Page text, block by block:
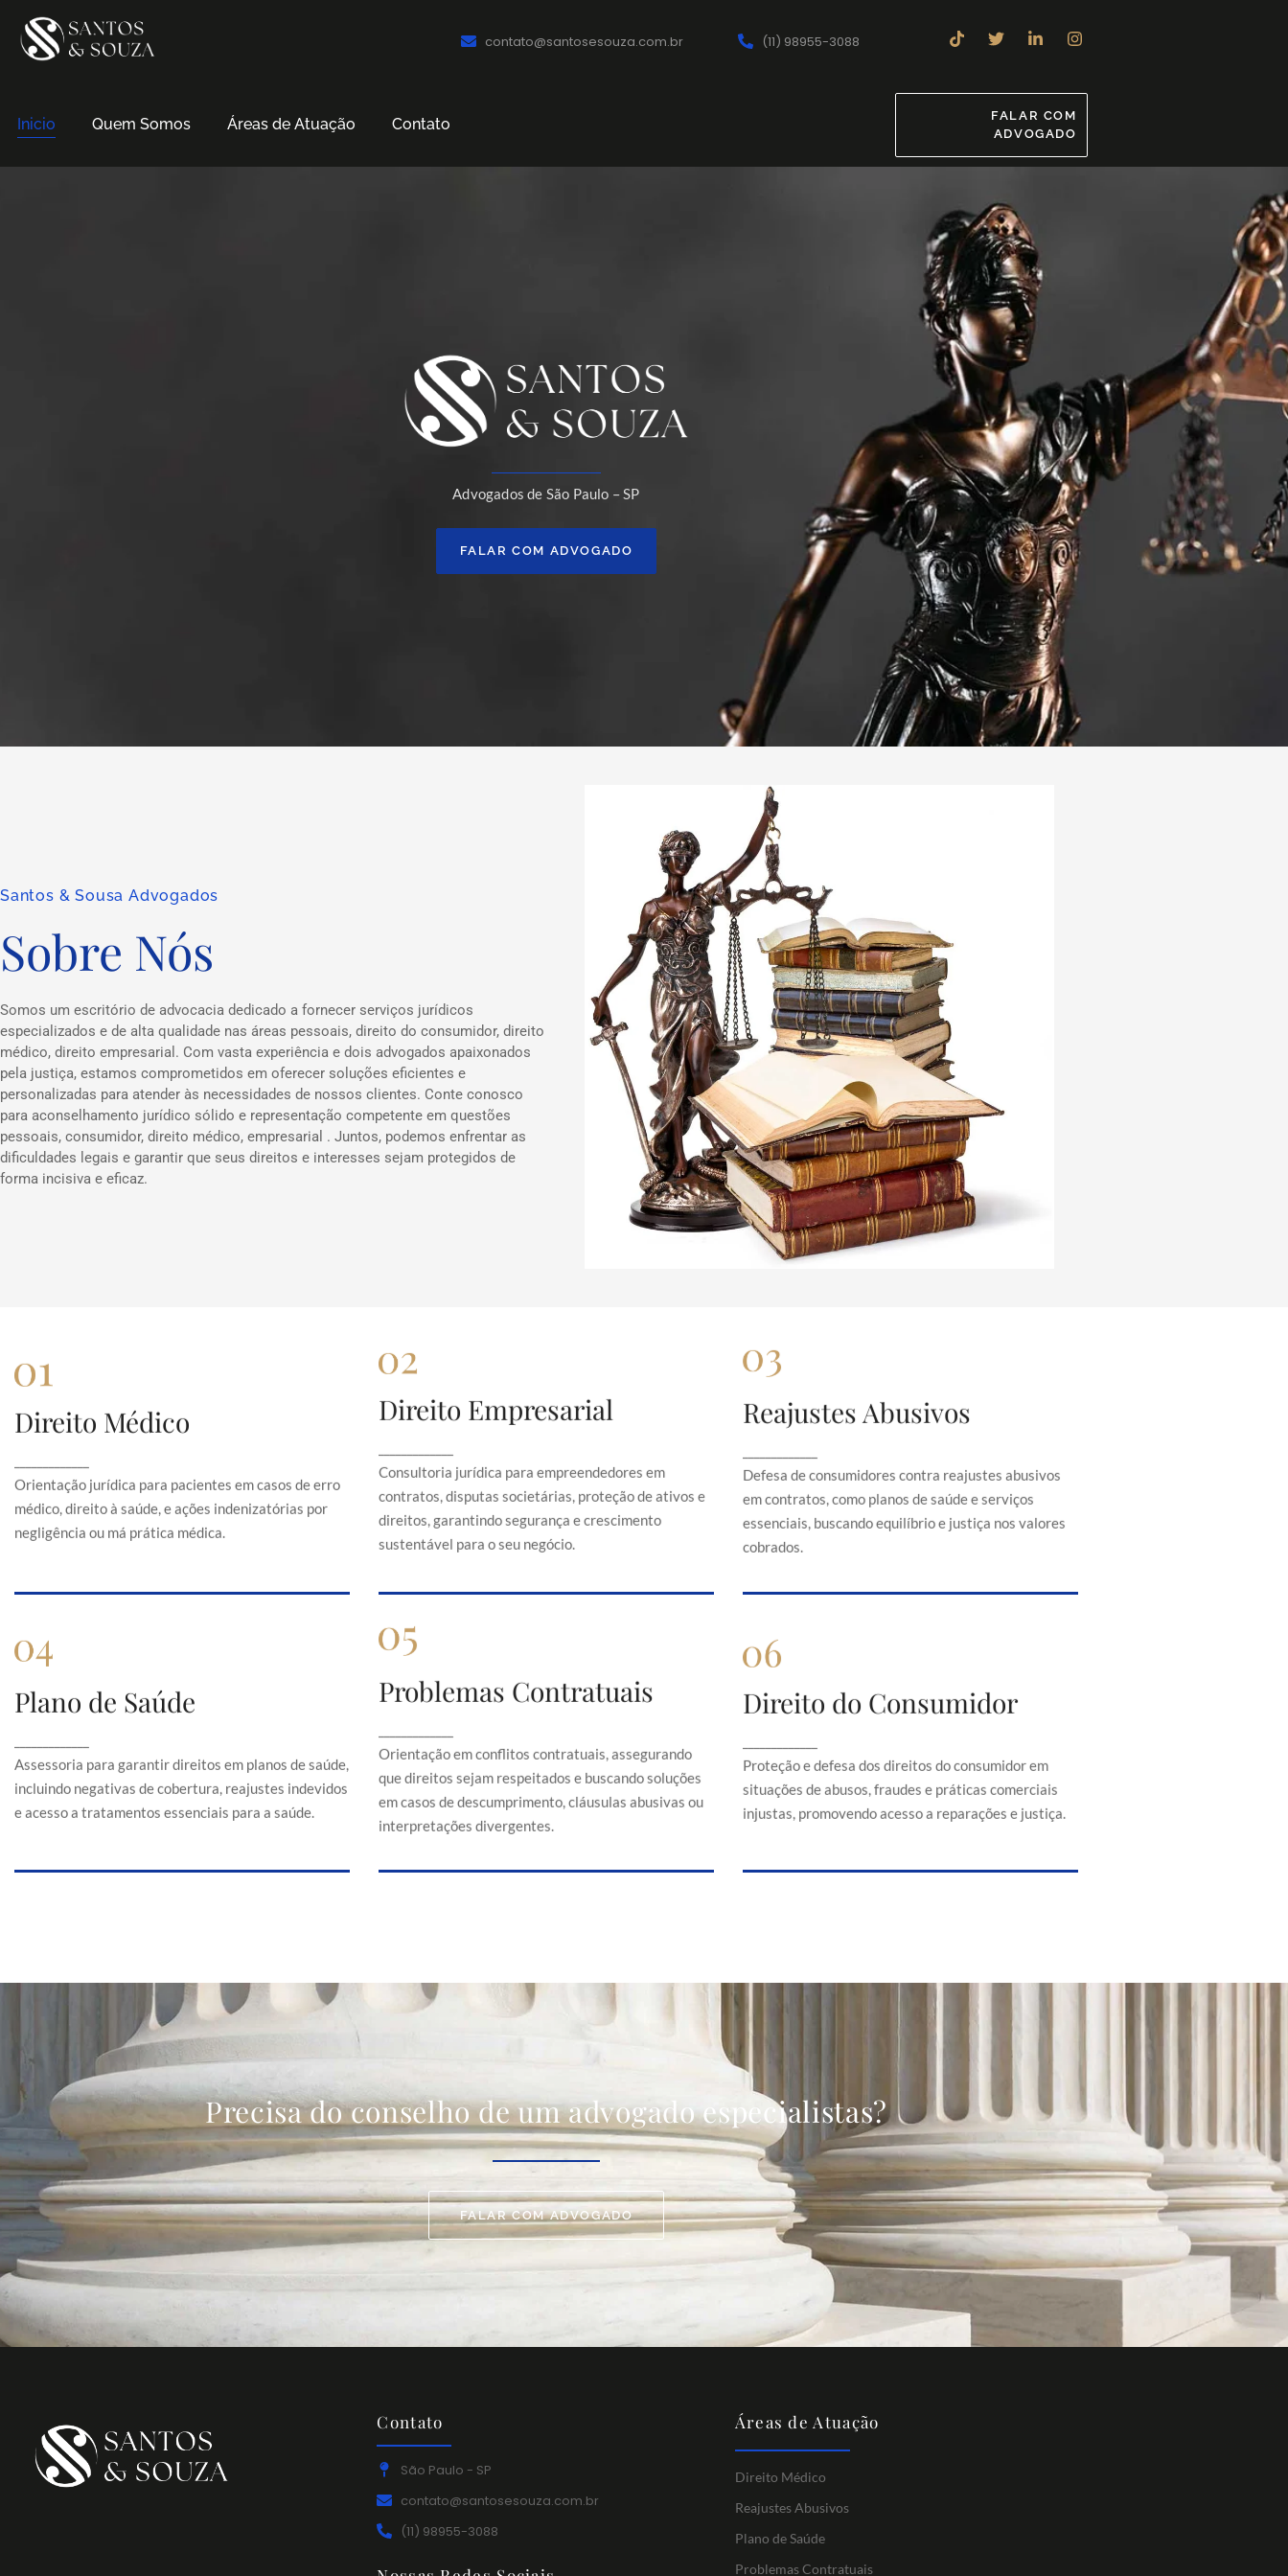
contato@santosesouza.com.br (11) 98955-3088
Inicio Quem Somos Áreas de Atuação Contato
FALAR COM
ADVOGADO
Advogados de São Paulo – SP
FALAR COM ADVOGADO
Santos & Sousa Advogados
Sobre Nós
Somos um escritório de advocacia dedicado a fornecer serviços jurídicos
especializados e de alta qualidade nas áreas pessoais, direito do consumidor, direito
médico, direito empresarial. Com vasta experiência e dois advogados apaixonados
pela justiça, estamos comprometidos em oferecer soluções eficientes e
personalizadas para atender às necessidades de nossos clientes. Conte conosco
para aconselhamento jurídico sólido e representação competente em questões
pessoais, consumidor, direito médico, empresarial . Juntos, podemos enfrentar as
dificuldades legais e garantir que seus direitos e interesses sejam protegidos de
forma incisiva e eficaz.
Direito Médico
Orientação jurídica para pacientes em casos de erro
médico, direito à saúde, e ações indenizatórias por
negligência ou má prática médica.
Direito Médico
erro médico, direito à saúde, e ações
indenizatórias por negligência ou má prática
médica.
Direito Empresarial
Consultoria jurídica para empreendedores em
contratos, disputas societárias, proteção de ativos e
direitos, garantindo segurança e crescimento
sustentável para o seu negócio.
Direito Empresarial
contratos, disputas societárias, proteção de
ativos e direitos, garantindo segurança e
crescimento sustentável para o seu negócio.
Reajustes Abusivos
Defesa de consumidores contra reajustes abusivos
em contratos, como planos de saúde e serviços
essenciais, buscando equilíbrio e justiça nos valores
cobrados.
Reajustes Abusivos
serviços essenciais, buscando equilíbrio e
justiça nos valores cobrados.
Plano de Saúde
Assessoria para garantir direitos em planos de saúde,
incluindo negativas de cobertura, reajustes indevidos
e acesso a tratamentos essenciais para a saúde.
Plano de Saúde
reajustes indevidos e acesso a tratamentos
Problemas Contratuais
Orientação em conflitos contratuais, assegurando
que direitos sejam respeitados e buscando soluções
em casos de descumprimento, cláusulas abusivas ou
interpretações divergentes.
Problemas Contratuais
assegurando que direitos sejam respeitados e
buscando soluções em casos de
descumprimento, cláusulas abusivas ou
interpretações divergentes.
Direito do Consumidor
Proteção e defesa dos direitos do consumidor em
situações de abusos, fraudes e práticas comerciais
injustas, promovendo acesso a reparações e justiça.
Direito do Consumidor
comerciais injustas, promovendo acesso a
Precisa do conselho de um advogado especialistas?
FALAR COM ADVOGADO
Contato
São Paulo - SP
contato@santosesouza.com.br
(11) 98955-3088
Áreas de Atuação
Direito Médico
Reajustes Abusivos
Plano de Saúde
Problemas Contratuais